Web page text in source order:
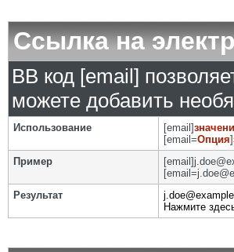
Ссылка на
BB код [email]
можете добавить
Использование [email]
[email=Опция]
Пример
Результат
Нажмите